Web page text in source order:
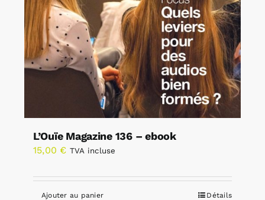
L’Ouïe Magazine 136 – ebook
15,00 € TVA incluse
Ajouter au panier Détails